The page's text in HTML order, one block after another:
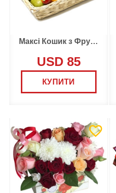
Максі Кошик з Фруктами
USD 85
КУПИТИ